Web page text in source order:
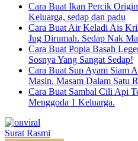
Cara Buat Ikan Percik
Keluarga, sedap dan padu
Cara Buat Air Keladi Ais
Jug Dirumah. Sedap Nak
Cara Buat Popia Basah
Sosnya Yang Sangat Sedap!
Cara Buat Sup Ayam Siam
Masin, Masam Dalam Satu
Cara Buat Sambal Cili Api
Menggoda 1 Keluarga.
Surat Rasmi